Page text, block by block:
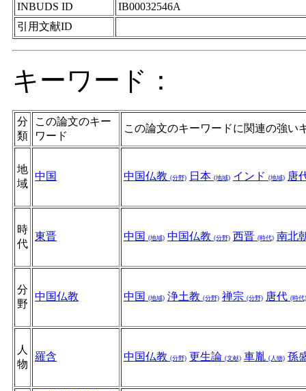
INBUDS ID
IB00032546A
引用文献ID
キーワード：
分
類
この論文のキー
ワード
この論文のキーワードに関連の強い
地
域
中国 中国仏教 (分野) 日本 (地域) インド (地域) 唐
時
代
東晋 中国 (地域) 中国仏教 (分野) 西晋 (時代) 南北
分
野
中国仏教 中国 (地域) 浄土教 (分野) 禅宗 (分野) 唐代 (時代)
人
物
羅含 中国仏教 (分野) 更生論 (文献) 車胤 (人物) 孫